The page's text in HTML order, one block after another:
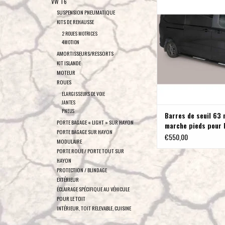
SUSPENSION PNEUMATIQUE
KITS DE REHAUSSE
2 ROUES MOTRICES
4MOTION
AMORTISSEURS/RESSORTS
KIT ISLANDE
MOTEUR
ROUES
ELARGISSEURS DE VOIE
JANTES
PNEUS
PORTE BAGAGE « LIGHT » SUR HAYON
PORTE BAGAGE SUR HAYON
MODULAIRE
PORTE ROUE / PORTE TOUT SUR
HAYON
PROTECTION / BLINDAGE
EXTÉRIEUR
ÉCLAIRAGE SPÉCIFIQUE AU VÉHICULE
POUR LE TOIT
INTÉRIEUR, TOIT RELEVABLE, CUISINE
Custom V710 à partir de
Transporter T7 2025+ à
court et long, polies ou
AJOUTER AU
Barres de seuil 63
marche pieds pour
Transit / Tourneo
VW Transporter
empattement court
polies ou
noir
€550,00